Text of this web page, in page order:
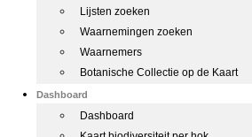
Lijsten zoeken
Waarnemingen zoeken
Waarnemers
Botanische Collectie op de Kaart
Dashboard
Dashboard